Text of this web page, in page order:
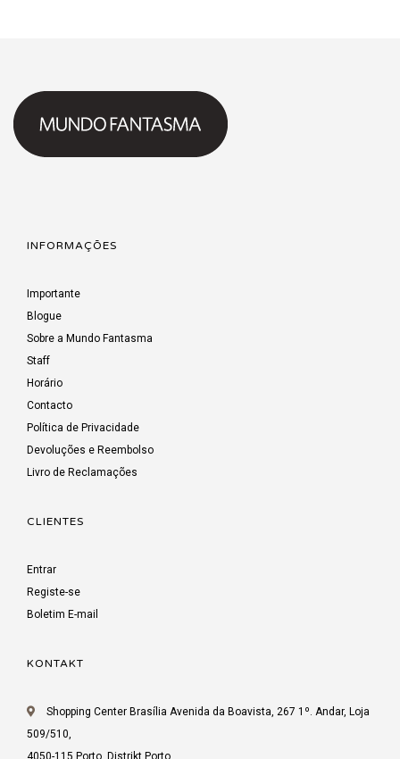
INFORMAÇÕES
Importante
Blogue
Sobre a Mundo Fantasma
Staff
Horário
Contacto
Política de Privacidade
Devoluções e Reembolso
Livro de Reclamações
CLIENTES
Entrar
Registe-se
Boletim E-mail
KONTAKT
Shopping Center Brasília Avenida da Boavista, 267 1º. Andar, Loja
509/510,
4050-115 Porto, Distrikt Porto